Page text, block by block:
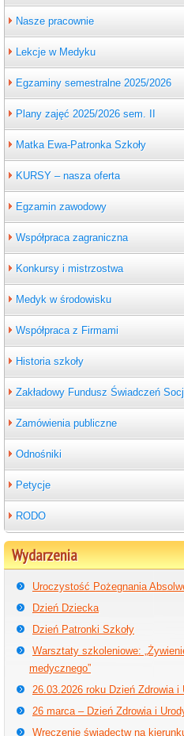
Nasze pracownie
Lekcje w Medyku
Egzaminy semestralne 2025/2026
Plany zajęć 2025/2026 sem. II
Matka Ewa-Patronka Szkoły
KURSY – nasza oferta
Egzamin zawodowy
Współpraca zagraniczna
Konkursy i mistrzostwa
Medyk w środowisku
Współpraca z Firmami
Historia szkoły
Zakładowy Fundusz Świadczeń
Zamówienia publiczne
Odnośniki
Petycje
RODO
Wydarzenia
Uroczystość Pożegnania
Dzień Dziecka
Dzień Patronki Szkoły
Warsztaty szkoleniowe:
medycznego”
26.03.2026 roku Dzień Zdrowia i
26 marca – Dzień Zdrowia i
Wręczenie świadectw na